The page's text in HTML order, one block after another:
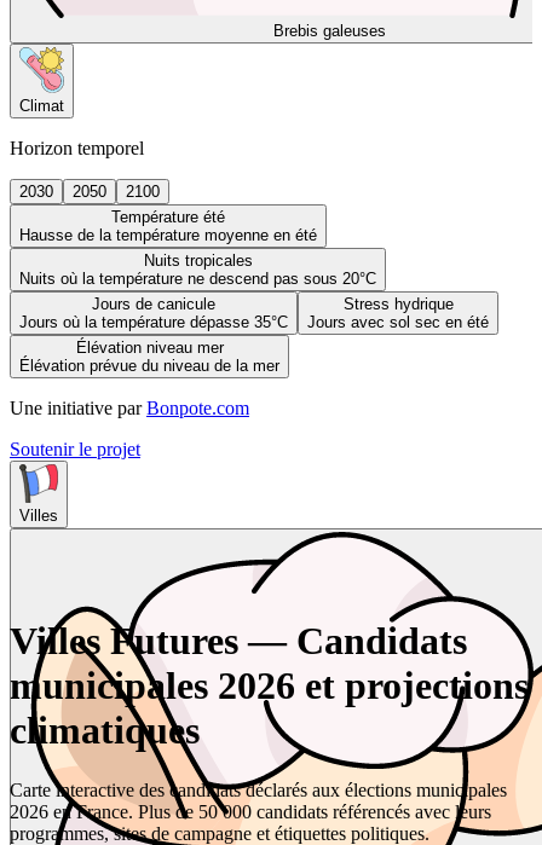
Brebis galeuses
Climat
Horizon temporel
2030 2050
2100
Température été
Hausse de la température moyenne en été
Nuits tropicales
Nuits où la température ne descend pas sous 20°C
Jours de canicule
Jours où la température dépasse 35°C
Stress hydrique
Jours avec sol sec en été
Élévation niveau mer
Élévation prévue du niveau de la mer
Une initiative par Bonpote.com
Soutenir le projet
Villes
Villes Futures — Candidats
municipales 2026 et projections
climatiques
Carte interactive des candidats déclarés aux élections municipales
2026 en France. Plus de 50 000 candidats référencés avec leurs
programmes, sites de campagne et étiquettes politiques.